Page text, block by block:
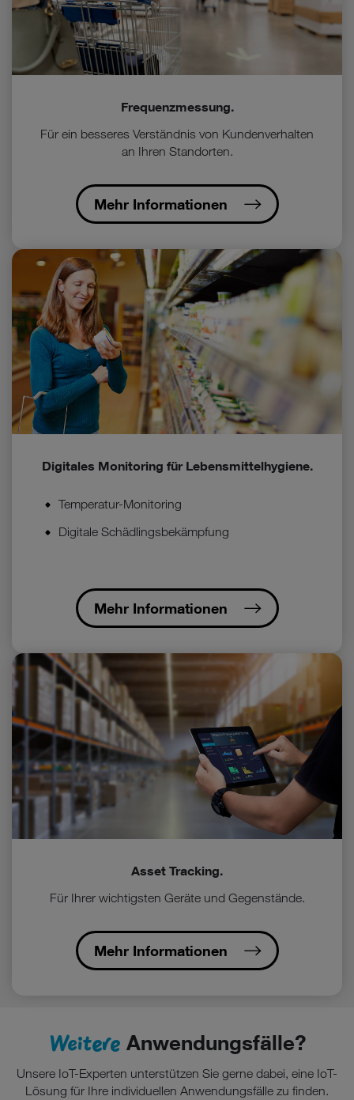
Frequenzmessung.
Für ein besseres Verständnis von Kundenverhalten
an Ihren Standorten.
Mehr Informationen
Digitales Monitoring für Lebensmittelhygiene.
Temperatur-Monitoring
Digitale Schädlingsbekämpfung
Mehr Informationen
Asset Tracking.
Für Ihrer wichtigsten Geräte und Gegenstände.
Mehr Informationen
Weitere Anwendungsfälle?
Unsere IoT-Experten unterstützen Sie gerne dabei, eine IoT-
Lösung für Ihre individuellen Anwendungsfälle zu finden.